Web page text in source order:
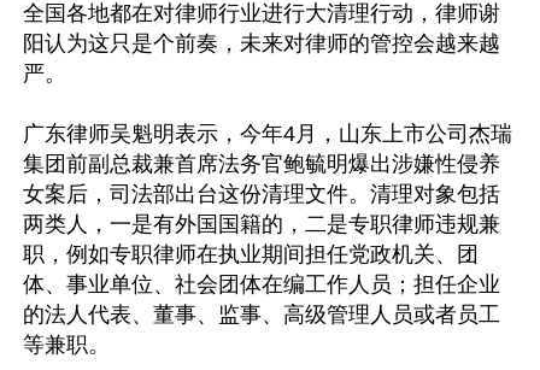
全国各地都在对律师行业进行大清理行动，律师谢
阳认为这只是个前奏，未来对律师的管控会越来越
严。
广东律师吴魁明表示，今年4月，山东上市公司杰瑞
集团前副总裁兼首席法务官鲍毓明爆出涉嫌性侵养
女案后，司法部出台这份清理文件。清理对象包括
两类人，一是有外国国籍的，二是专职律师违规兼
职，例如专职律师在执业期间担任党政机关、团
体、事业单位、社会团体在编工作人员；担任企业
的法人代表、董事、监事、高级管理人员或者员工
等兼职。